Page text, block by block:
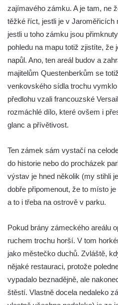
zajímavého zámku. A je tam, ne
těžké říct, jestli je v Jaroměřicích
jestli u toho zámku jsou
pohledu na mapu totiž zjistíte, že
napůl. Ano, ten areál budov a
majitelům Questenberkům se
venkovského sídla trochu
předlohu vzali francouzské
rozmáchlé dílo, které ovšem i
glanc a přívětivost.
Ten zámek sám vystačí na
do historie nebo do procházek
výstav je hned několik (my stihli
dobře připomenout, že to místo
a to i třeba na ostrově v parku.
Pokud brány zámeckého areálu
ruchem trochu horší. V tom
jako městečko duchů. Zvláště,
nějaké restauraci, protože
vypadalo beznadějně, ale
štěstí. Vlastně docela nedaleko